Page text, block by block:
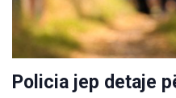
Policia jep detaje